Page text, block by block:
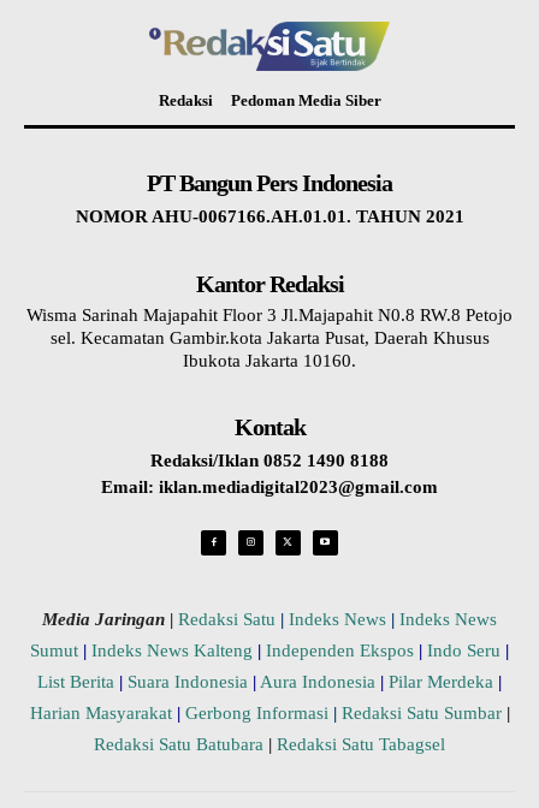
Redaksi Pedoman Media Siber
PT Bangun Pers Indonesia
NOMOR AHU-0067166.AH.01.01. TAHUN 2021
Kantor Redaksi
Wisma Sarinah Majapahit Floor 3 Jl.Majapahit N0.8 RW.8 Petojo
sel. Kecamatan Gambir.kota Jakarta Pusat, Daerah Khusus
Ibukota Jakarta 10160.
Kontak
Redaksi/Iklan 0852 1490 8188
Email: iklan.mediadigital2023@gmail.com
Media Jaringan | Redaksi Satu | Indeks News | Indeks News
Sumut | Indeks News Kalteng | Independen Ekspos | Indo Seru |
List Berita | Suara Indonesia | Aura Indonesia | Pilar Merdeka |
Harian Masyarakat | Gerbong Informasi | Redaksi Satu Sumbar |
Redaksi Satu Batubara | Redaksi Satu Tabagsel